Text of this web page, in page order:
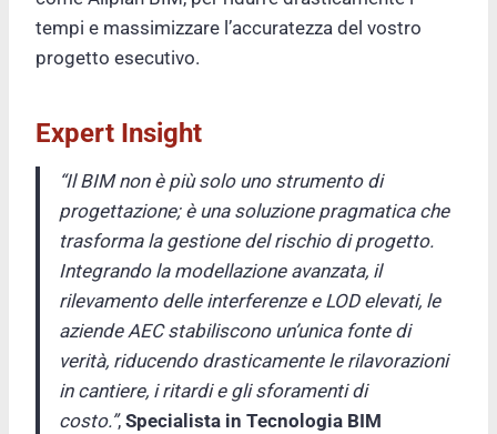
tempi e massimizzare l’accuratezza del vostro
progetto esecutivo.
Expert Insight
“Il BIM non è più solo uno strumento di
progettazione; è una soluzione pragmatica che
trasforma la gestione del rischio di progetto.
Integrando la modellazione avanzata, il
rilevamento delle interferenze e LOD elevati, le
aziende AEC stabiliscono un’unica fonte di
verità, riducendo drasticamente le rilavorazioni
in cantiere, i ritardi e gli sforamenti di
costo.”, Specialista in Tecnologia BIM